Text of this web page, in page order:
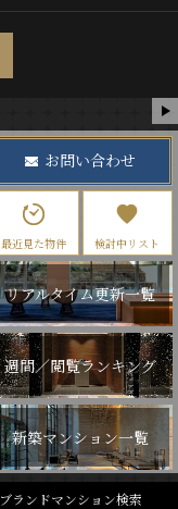
お問い合わせ
最近見た物件 検討中リスト
リアルタイム更新一覧
週間／閲覧ランキング
新築マンション一覧
ブランドマンション検索